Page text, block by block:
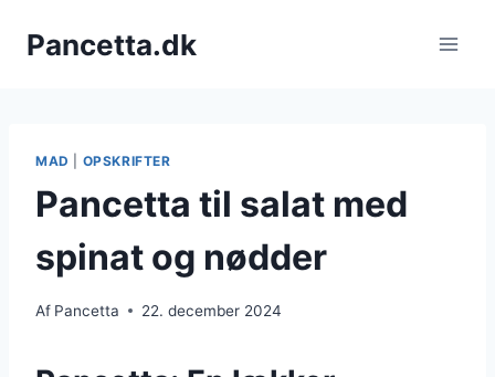
Pancetta.dk
MAD OPSKRIFTER
Pancetta til salat med
spinat og nødder
Af Pancetta 22. december 2024